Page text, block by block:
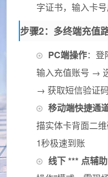
字证书，输入卡
步骤2：多终端充值
PC端操作：
输入充值账号 →
→ 获取短信验证
移动端快捷通
描实体卡背面二
1秒极速到账
线下 *** 点辅